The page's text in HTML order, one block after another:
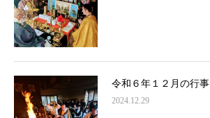
令和６年１２月の行事
2024.12.29